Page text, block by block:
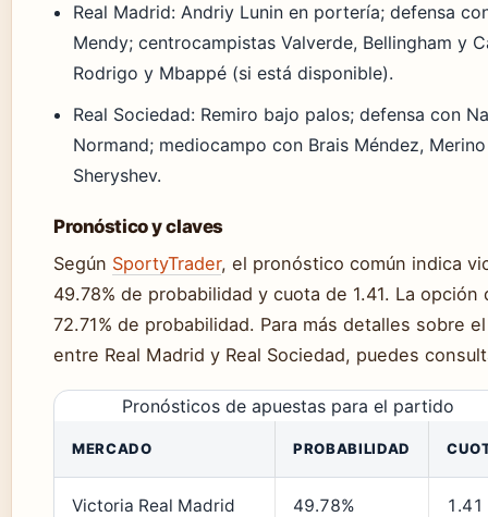
Real Madrid: Andriy Lunin en portería; defensa
Mendy; centrocampistas Valverde, Bellingham y
Rodrigo y Mbappé (si está disponible).
Real Sociedad: Remiro bajo palos; defensa con
Normand; mediocampo con Brais Méndez,
Sheryshev.
Pronóstico y claves
Según SportyTrader, el pronóstico común indica
49.78% de probabilidad y cuota de 1.41. La
72.71% de probabilidad. Para más detalles sobre
entre Real Madrid y Real Sociedad, puedes
Pronósticos de apuestas para el partido
MERCADO PROBABILIDAD
Victoria Real Madrid 49.78% 1.41